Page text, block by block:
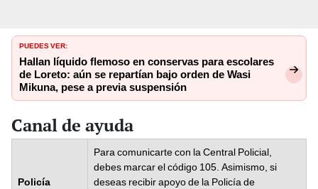
PUEDES VER:
Hallan líquido flemoso en conservas para escolares
de Loreto: aún se repartían bajo orden de Wasi
Mikuna, pese a previa suspensión
Canal de ayuda
Policía
Para comunicarte con la Central Policial,
debes marcar el código 105. Asimismo, si
deseas recibir apoyo de la Policía de